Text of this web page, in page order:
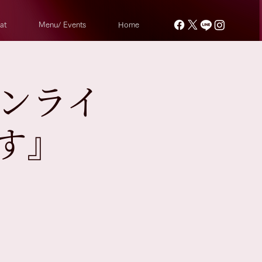
Menu/ Events Home
ライ